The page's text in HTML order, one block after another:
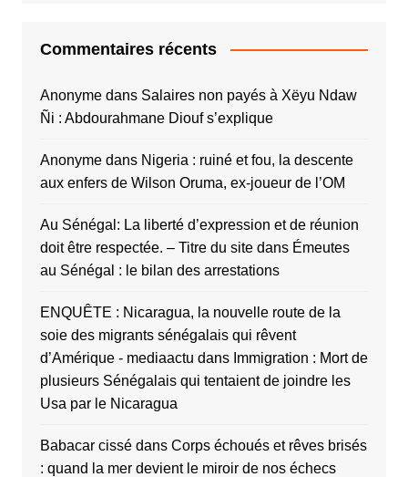
Commentaires récents
Anonymedans Salaires non payés à Xëyu Ndaw
Ñi : Abdourahmane Diouf s’explique
Anonymedans Nigeria : ruiné et fou, la descente
aux enfers de Wilson Oruma, ex-joueur de l’OM
Au Sénégal: La liberté d’expression et de réunion
doit être respectée. – Titre du sitedans Émeutes
au Sénégal : le bilan des arrestations
ENQUÊTE : Nicaragua, la nouvelle route de la
soie des migrants sénégalais qui rêvent
d’Amérique - mediaactu dans Immigration : Mort de
plusieurs Sénégalais qui tentaient de joindre les
Usa par le Nicaragua
Babacar cissédans Corps échoués et rêves brisés
: quand la mer devient le miroir de nos échecs